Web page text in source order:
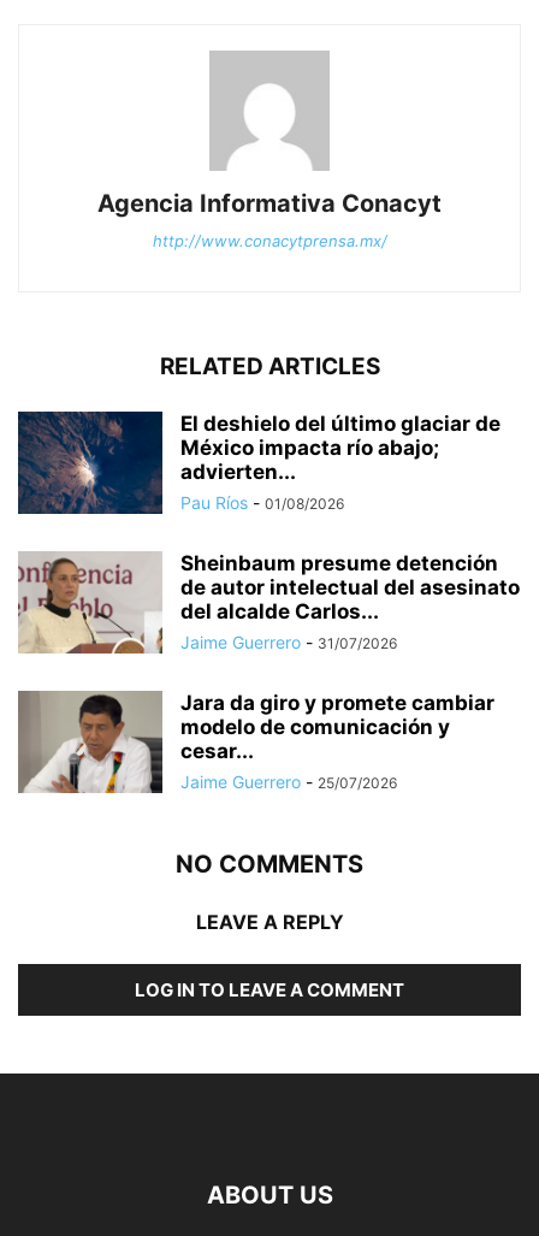
Agencia Informativa Conacyt
http://www.conacytprensa.mx/
RELATED ARTICLES
El deshielo del último glaciar de
México impacta río abajo;
advierten...
Pau Ríos - 01/08/2026
Sheinbaum presume detención
de autor intelectual del asesinato
del alcalde Carlos...
Jaime Guerrero - 31/07/2026
Jara da giro y promete cambiar
modelo de comunicación y
cesar...
Jaime Guerrero - 25/07/2026
NO COMMENTS
LEAVE A REPLY
LOG IN TO LEAVE A COMMENT
ABOUT US